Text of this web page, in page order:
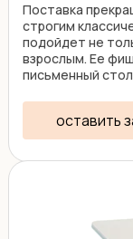
Поставка
строгим
подойдет не
взрослым. Ее
письменный
оставить